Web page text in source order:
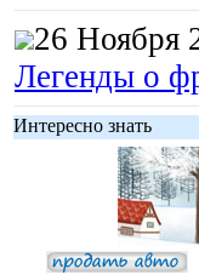
26 Ноября
Легенды о
Интересно знать